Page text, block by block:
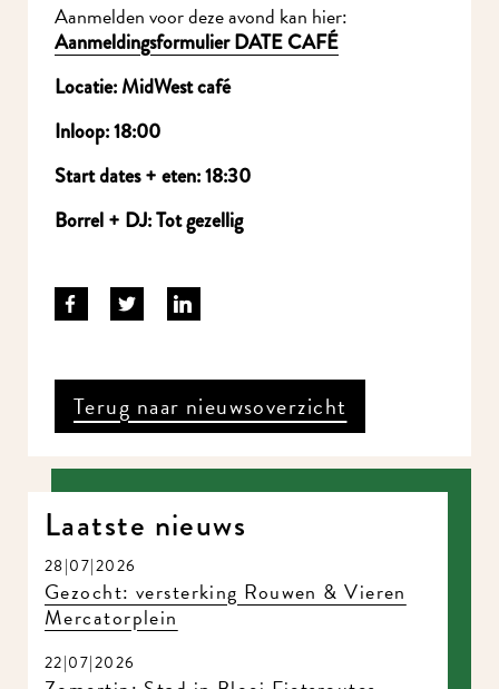
Aanmelden voor deze avond kan hier:
Aanmeldingsformulier DATE CAFÉ
Locatie: MidWest café
Inloop: 18:00
Start dates + eten: 18:30
Borrel + DJ: Tot gezellig
Terug naar nieuwsoverzicht
Laatste nieuws
28|07|2026
Gezocht: versterking Rouwen & Vieren
Mercatorplein
22|07|2026